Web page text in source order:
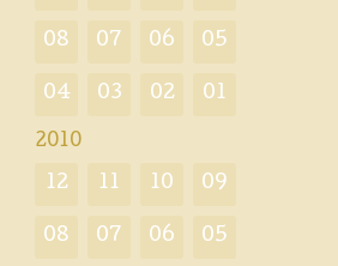
08 07 06 05
04 03 02 01
2010
12 11 10 09
08 07 06 05